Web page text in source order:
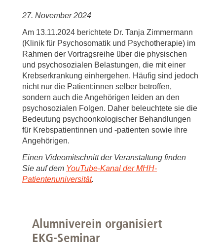
27. November 2024
Am 13.11.2024 berichtete Dr. Tanja Zimmermann
(Klinik für Psychosomatik und Psychotherapie) im
Rahmen der Vortragsreihe über die physischen
und psychosozialen Belastungen, die mit einer
Krebserkrankung einhergehen. Häufig sind jedoch
nicht nur die Patient:innen selber betroffen,
sondern auch die Angehörigen leiden an den
psychosozialen Folgen. Daher beleuchtete sie die
Bedeutung psychoonkologischer Behandlungen
für Krebspatientinnen und -patienten sowie ihre
Angehörigen.
Einen Videomitschnitt der Veranstaltung finden
Sie auf dem YouTube-Kanal der MHH-
Patientenuniversität.
Alumniverein organisiert
EKG-Seminar